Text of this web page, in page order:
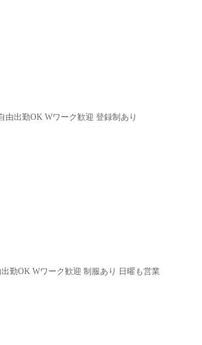
出勤OK Wワーク歓迎 登録制あり
勤OK Wワーク歓迎 制服あり 日曜も営業